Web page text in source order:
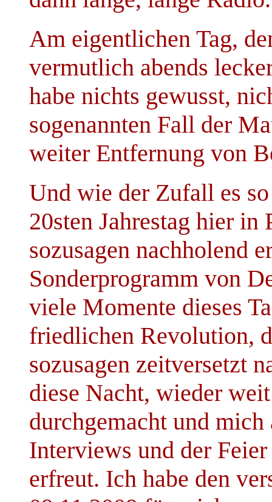
Am eigentlichen Tag,
vermutlich abends
habe nichts gewusst,
sogenannten Fall der
weiter Entfernung von
Und wie der Zufall es
20sten Jahrestag hier in
sozusagen nachholend
Sonderprogramm von
viele Momente dieses
friedlichen Revolution,
sozusagen zeitversetzt
diese Nacht, wieder
durchgemacht und
Interviews und der
erfreut. Ich habe den